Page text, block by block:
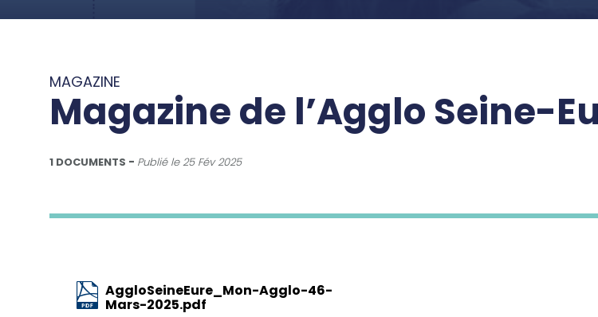
MAGAZINE
Magazine de l’Agglo Seine-
1 DOCUMENTS Publié le25 Fév 2025
AggloSeineEure_Mon-Agglo-46-
Mars-2025.pdf